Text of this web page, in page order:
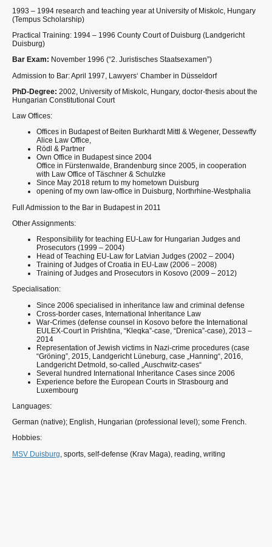
1993 – 1994 research and teaching year at University of Miskolc, Hungary
(Tempus Scholarship)
Practical Training: 1994 – 1996 County Court of Duisburg (Landgericht
Duisburg)
Bar Exam: November 1996 (“2. Juristisches Staatsexamen”)
Admission to Bar: April 1997, Lawyers‘ Chamber in Düsseldorf
PhD-Degree: 2002, University of Miskolc, Hungary, doctor-thesis about the
Hungarian Constitutional Court
Law Offices:
Offices in Budapest of Beiten Burkhardt Mittl & Wegener, Dessewffy
Alice Law Office,
Rödl & Partner
Own Office in Budapest since 2004
Office in Fürstenwalde, Brandenburg since 2005, in cooperation
with Law Office of Täschner & Schulzke
Since May 2018 return to my hometown Duisburg
opening of my own law-office in Duisburg, Northrhine-Westphalia
Full Admission to the Bar in Budapest in 2011
Other Assignments:
Responsibility for teaching EU-Law for Hungarian Judges and
Prosecutors (1999 – 2004)
Head of Teaching EU-Law for Latvian Judges (2002 – 2004)
Training of Judges of Croatia in EU-Law (2006 – 2008)
Training of Judges and Prosecutors in Kosovo (2009 – 2012)
Specialisation:
Since 2006 specialised in inheritance law and criminal defense
Cross-border cases, International Inheritance Law
War-Crimes (defense counsel in Kosovo before the International
EULEX-Court in Prishtina, “Kleqka”-case, “Drenica”-case), 2013 –
2014
Representation of Jewish victims in Nazi-crime procedures (case
“Gröning”, 2015, Landgericht Lüneburg, case „Hanning“, 2016,
Landgericht Detmold, so-called „Auschwitz-cases“
Several hundred International Inheritance Cases since 2006
Experience before the European Courts in Strasbourg and
Luxembourg
Languages:
German (native); English, Hungarian (professional level); some French.
Hobbies:
MSV Duisburg , sports, self-defense (Krav Maga), reading, writing